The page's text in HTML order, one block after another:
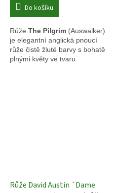
Do košíku
Růže The Pilgrim (Auswalker)
je elegantní anglická pnoucí
růže čistě žluté barvy s bohatě
plnými květy ve tvaru
šálkovitých růžic.
Růže David Austin ´Dame